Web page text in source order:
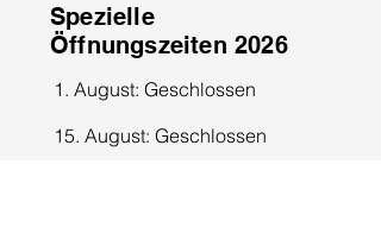
Spezielle
Öffnungszeiten 2026
1. August: Geschlossen
15. August: Geschlossen